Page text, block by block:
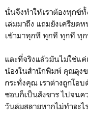
นั่นจึงทำให้เราต้องทุกข์ทั้
เล่มมาถึง แถมยังเครียด
เข้ามาทุกที ทุกที ทุกที ทุ
และที่จริงแล้วมันไม่ใช่แค่
น้องในสำนักพิมพ์ คุณลุงข
กระทั่งคุณ เราต่างถูกโอ
ชอบก็เป็นสังขาร ไปจน
วันล่มสลายหากไม่ทำอะ